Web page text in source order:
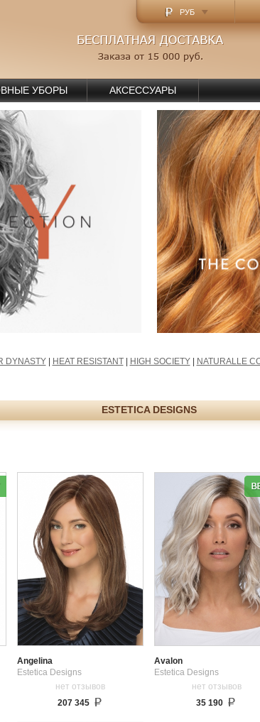
РУБ
УБОРЫ АКСЕССУАРЫ
DYNASTY| HEAT RESISTANT| HIGH SOCIETY| NATURALLE
ESTETICA DESIGNS
Angelina
Estetica Designs
нет отзывов
207 345
Avalon
Estetica Designs
нет отзывов
35 190